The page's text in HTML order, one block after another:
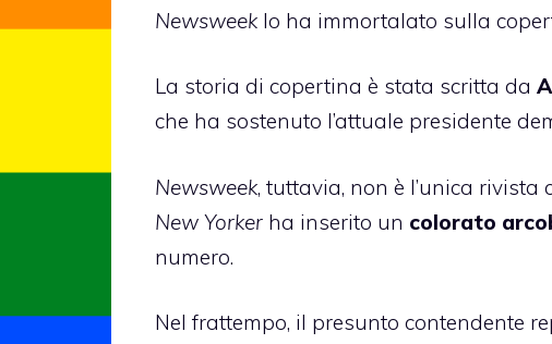
Newsweek lo ha immortalato sulla
La storia di copertina è stata scritta da
che ha sostenuto l’attuale presidente
Newsweek, tuttavia, non è l’unica
New Yorker ha inserito un colorato
numero.
Nel frattempo, il presunto contendente